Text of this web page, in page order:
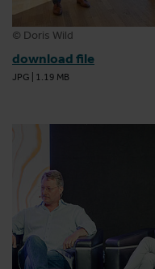
© Doris Wild
download file
JPG 1.19 MB